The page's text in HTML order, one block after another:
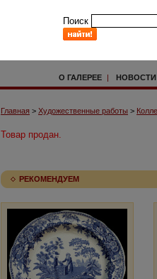
Поиск
О ГАЛЕРЕЕ | НОВОСТИ
Главная > Художественные работы >
Товар продан.
РЕКОМЕНДУЕМ